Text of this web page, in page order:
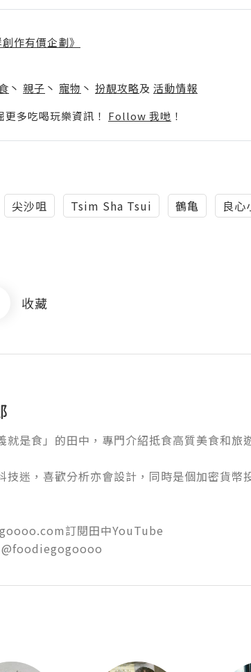
作有價企劃》
丶 親子 丶 寵物 丶 扮靚攻略及 活動情報
多吃喝玩樂資訊！ Follow 我哋 ！
尖沙咀 Tsim Sha Tsui 鶴亀 良心
收藏
就是食」的田中，專門介紹抵食高質美食和旅
技迷，喜歡分析亦會設計，同時是個加密貨
訂閱田中YouTube